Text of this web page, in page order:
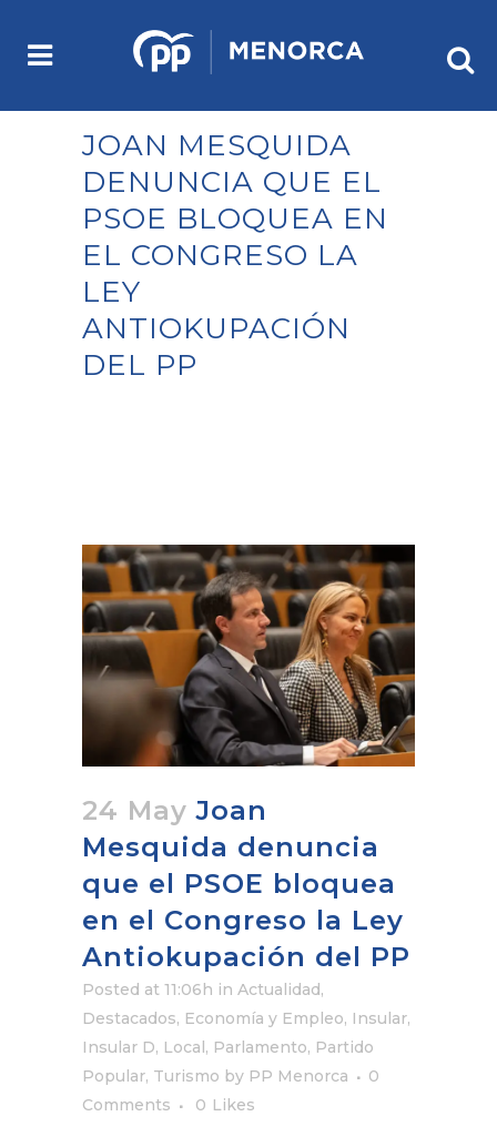
JOAN MESQUIDA
DENUNCIA QUE EL
PSOE BLOQUEA EN
EL CONGRESO LA
LEY
ANTIOKUPACIÓN
DEL PP
24 May Joan
Mesquida denuncia
que el PSOE bloquea
en el Congreso la Ley
Antiokupación del PP
Posted at 11:06h in Actualidad,
Destacados, Economía y Empleo, Insular,
Insular D, Local, Parlamento, Partido
Popular, Turismo by PP Menorca
0
Comments
0 Likes